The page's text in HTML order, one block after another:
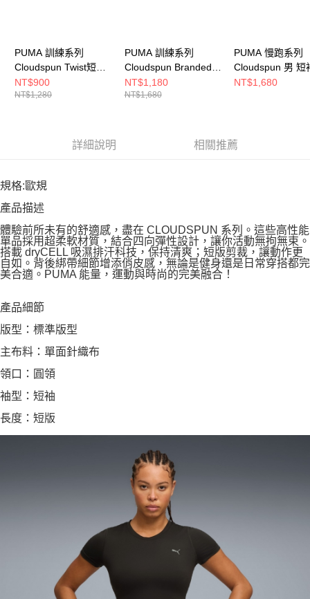
PUMA 訓練系列
Cloudspun Twist短袖T
恤(F) 女 短袖上衣
52749734
NT$900
NT$1,280
PUMA 訓練系列
Cloudspun Branded短
袖T恤(M) 男 短袖上衣
52759737
NT$1,180
NT$1,680
PUMA 慢跑系列
Cloudspun 男 短
52498938
NT$1,680
詳細說明 相關推薦
規格:歐規
產品描述
體驗前所未有的舒適感，盡在 CLOUDSPUN 系列。這些高性能
單品採用超柔軟材質，結合四向彈性設計，讓你活動無拘無束。
搭載 dryCELL 吸濕排汗科技，保持清爽；短版剪裁，讓動作更
自如。背後綁帶細節增添俏皮感，無論是健身還是日常穿搭都完
美合適。PUMA 能量，運動與時尚的完美融合！
產品細節
版型：標準版型
主布料：單面針織布
領口：圓領
袖型：短袖
長度：短版